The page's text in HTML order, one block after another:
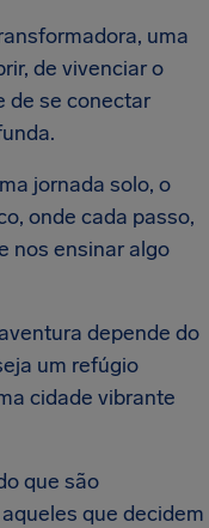
uma
de vivenciar o
de se conectar
jornada solo, o
onde cada passo,
nos ensinar algo
depende do
um refúgio
cidade vibrante
que são
que decidem